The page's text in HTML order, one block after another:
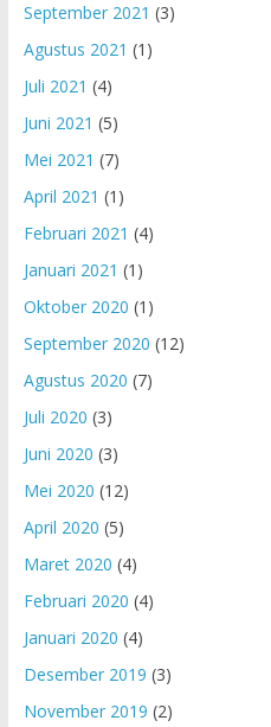
September 2021 (3)
Agustus 2021 (1)
Juli 2021 (4)
Juni 2021 (5)
Mei 2021 (7)
April 2021 (1)
Februari 2021 (4)
Januari 2021 (1)
Oktober 2020 (1)
September 2020 (12)
Agustus 2020 (7)
Juli 2020 (3)
Juni 2020 (3)
Mei 2020 (12)
April 2020 (5)
Maret 2020 (4)
Februari 2020 (4)
Januari 2020 (4)
Desember 2019 (3)
November 2019 (2)